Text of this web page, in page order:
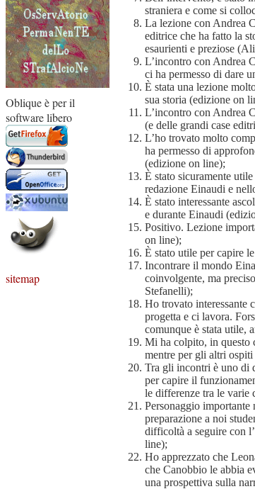
Oblique è per il
software libero
sitemap
straniera e come si
La lezione con Andrea
editrice che ha fatto la
esaurienti e preziose
L’incontro con Andrea
ci ha permesso di dare
È stata una lezione
sua storia (edizione on
L’incontro con Andrea
(e delle grandi case
L’ho trovato molto
ha permesso di
(edizione on line);
È stato sicuramente
redazione Einaudi e
È stato interessante
e durante Einaudi
Positivo. Lezione
on line);
È stato utile per capire
Incontrare il mondo
coinvolgente, ma
Stefanelli);
Ho trovato interessante
progetta e ci lavora.
comunque è stata utile,
Mi ha colpito, in questo
mentre per gli altri
Tra gli incontri è uno di
per capire il
le differenze tra le varie
Personaggio importante
preparazione a noi
difficoltà a seguire con
line);
Ho apprezzato che
che Canobbio le abbia
una prospettiva sulla